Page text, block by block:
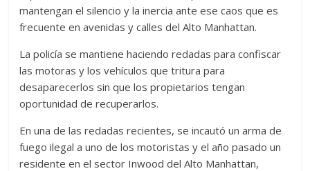
mantengan el silencio y la inercia ante ese caos que es
frecuente en avenidas y calles del Alto Manhattan.
La policía se mantiene haciendo redadas para confiscar
las motoras y los vehículos que tritura para
desaparecerlos sin que los propietarios tengan
oportunidad de recuperarlos.
En una de las redadas recientes, se incautó un arma de
fuego ilegal a uno de los motoristas y el año pasado un
residente en el sector Inwood del Alto Manhattan,